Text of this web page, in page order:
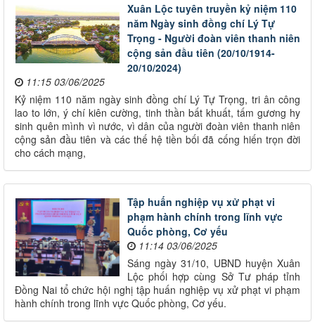
Xuân Lộc tuyên truyền kỷ niệm 110
năm Ngày sinh đồng chí Lý Tự
Trọng - Người đoàn viên thanh niên
cộng sản đầu tiên (20/10/1914-
20/10/2024)
11:15 03/06/2025
Kỷ niệm 110 năm ngày sinh đồng chí Lý Tự Trọng, tri ân công
lao to lớn, ý chí kiên cường, tinh thần bất khuất, tấm gương hy
sinh quên mình vì nước, vì dân của người đoàn viên thanh niên
cộng sản đầu tiên và các thế hệ tiền bối đã cống hiến trọn đời
cho cách mạng,
Tập huấn nghiệp vụ xử phạt vi
phạm hành chính trong lĩnh vực
Quốc phòng, Cơ yếu
11:14 03/06/2025
Sáng ngày 31/10, UBND huyện Xuân
Lộc phối hợp cùng Sở Tư pháp tỉnh
Đồng Nai tổ chức hội nghị tập huấn nghiệp vụ xử phạt vi phạm
hành chính trong lĩnh vực Quốc phòng, Cơ yếu.